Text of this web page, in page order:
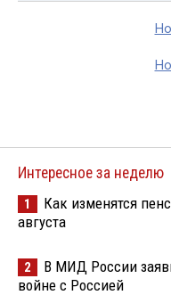
Интересное за неделю
1
Как изменятся
августа
2
В МИД России
войне с Россией